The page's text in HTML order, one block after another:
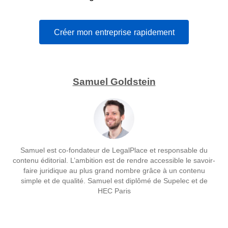
Créer mon entreprise rapidement
Samuel Goldstein
Samuel est co-fondateur de LegalPlace et responsable du
contenu éditorial. L’ambition est de rendre accessible le savoir-
faire juridique au plus grand nombre grâce à un contenu
simple et de qualité. Samuel est diplômé de Supelec et de
HEC Paris